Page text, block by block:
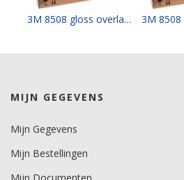
80 mu.
PE gecoat papier.
Maximale krimp (mm)
Minimale aanbrengstemperatuur (°C)
3M 8508 gloss overlaminate op 137 cm x 50 mtr
MIJN GEGEVENS
Mijn Gegevens
Mijn Bestellingen